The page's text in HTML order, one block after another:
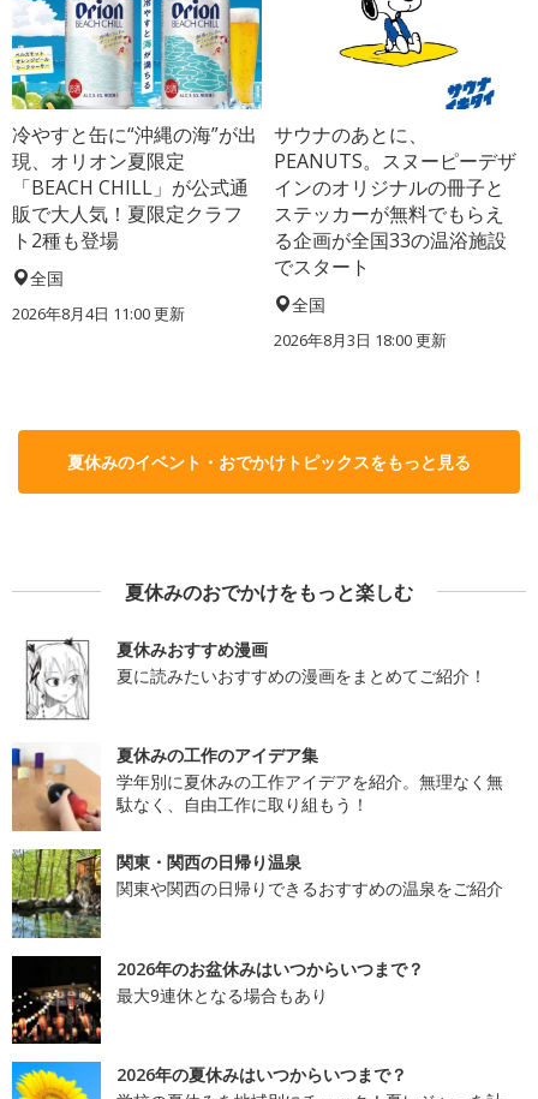
冷やすと缶に“沖縄の海”が出
現、オリオン夏限定
「BEACH CHILL」が公式通
販で大人気！夏限定クラフ
ト2種も登場
全国
2026年8月4日 11:00更新
サウナのあとに、
PEANUTS。スヌーピーデザ
インのオリジナルの冊子と
ステッカーが無料でもらえ
る企画が全国33の温浴施設
でスタート
全国
2026年8月3日 18:00更新
夏休みのイベント・おでかけトピックスをもっと見る
夏休みのおでかけをもっと楽しむ
夏休みおすすめ漫画
夏に読みたいおすすめの漫画をまとめてご紹介！
夏休みの工作のアイデア集
学年別に夏休みの工作アイデアを紹介。無理なく無
駄なく、自由工作に取り組もう！
関東・関西の日帰り温泉
関東や関西の日帰りできるおすすめの温泉をご紹介
2026年のお盆休みはいつからいつまで？
最大9連休となる場合もあり
2026年の夏休みはいつからいつまで？